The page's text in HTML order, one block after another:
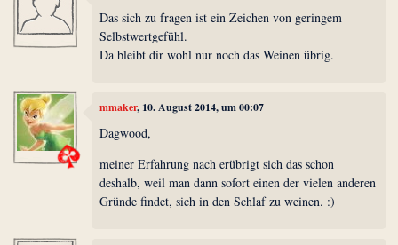
Das sich zu fragen ist ein Zeichen von geringem
Selbstwertgefühl.
Da bleibt dir wohl nur noch das Weinen übrig.
mmaker, 10. August 2014, um 00:07
Dagwood,
meiner Erfahrung nach erübrigt sich das schon
deshalb, weil man dann sofort einen der vielen anderen
Gründe findet, sich in den Schlaf zu weinen. :)